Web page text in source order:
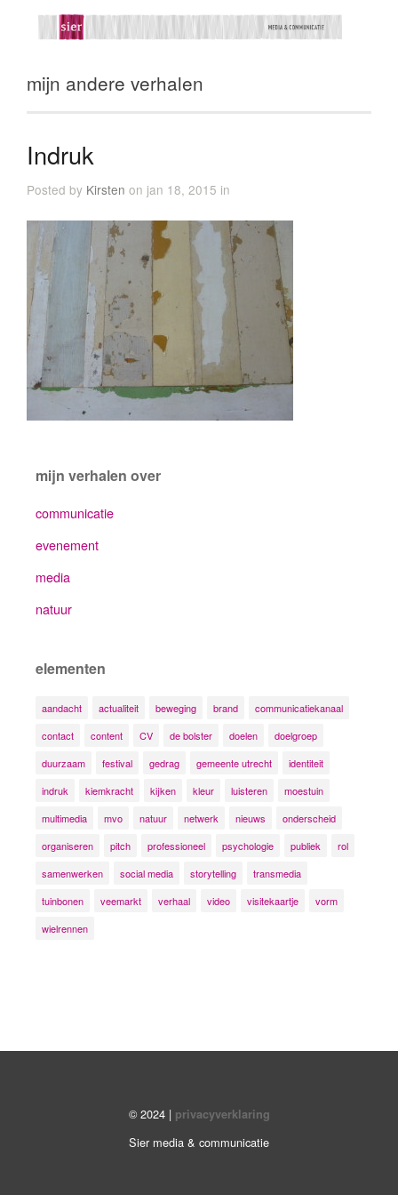
mijn andere verhalen
Indruk
Posted by Kirsten on jan 18, 2015 in
mijn verhalen over
communicatie
evenement
media
natuur
elementen
aandacht actualiteit beweging brand
communicatiekanaal
contact
content CV de bolster doelen
doelgroep
duurzaam
festival gedrag gemeente utrecht
identiteit
indruk
kiemkracht kijken kleur luisteren
moestuin
multimedia
mvo natuur netwerk nieuws
onderscheid
organiseren
pitch professioneel psychologie publiek
rol
samenwerken
social media storytelling
transmedia
tuinbonen
veemarkt verhaal video visitekaartje
vorm
wielrennen
© 2024 | privacyverklaring
Sier media & communicatie